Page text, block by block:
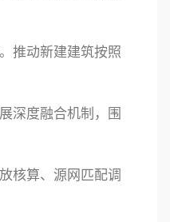
推动新建建筑按照
深度融合机制，围
核算、源网匹配调